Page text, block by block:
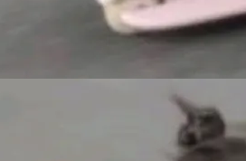
S3 恢复 SQLite 数据
的唯一真相...
么是vivo X300 E这
Ultra / Z Fold8 /
7月22日发布，且全
Galaxy，它们本该
Access 阶段。 De
landing page 最显
between com
之间写出来的。git
183 亿美元
博客（VC 分
季度业绩报告，Spac